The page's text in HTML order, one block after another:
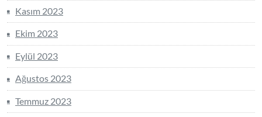
Kasım 2023
Ekim 2023
Eylül 2023
Ağustos 2023
Temmuz 2023